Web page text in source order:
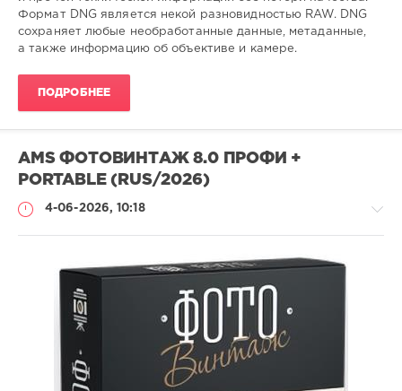
Формат DNG является некой разновидностью RAW. DNG
сохраняет любые необработанные данные, метаданные,
а также информацию об объективе и камере.
ПОДРОБНЕЕ
AMS ФОТОВИНТАЖ 8.0 ПРОФИ +
PORTABLE (RUS/2026)
4-06-2026, 10:18
Софт
SamDel